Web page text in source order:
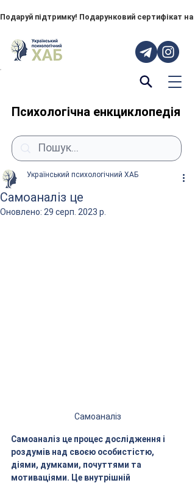
Подаруй підтримку! Подарунковий сертифікат
Психологічна енкциклопедія
Самоаналіз це
Український психологічний ХАБ
Оновлено: 29 серп. 2023 р.
Самоаналіз
Самоаналіз це процес дослідження і
роздумів над своєю особистістю,
діями, думками, почуттями та
мотиваціями. Це внутрішній